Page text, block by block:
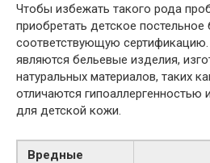
Чтобы избежать такого рода
приобретать детское
соответствующую
являются бельевые изделия,
натуральных материалов, таких
отличаются гипоаллергенностью
для детской кожи.
Вредные